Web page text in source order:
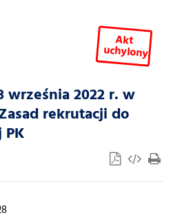
Akt
uchylony
września 2022 r. w
rekrutacji do